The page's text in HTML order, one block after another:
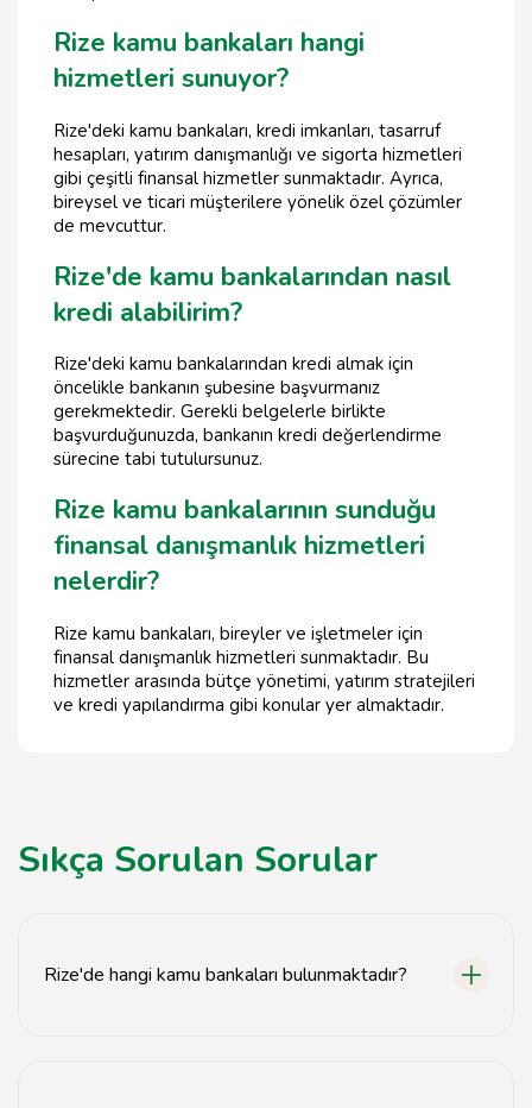
Rize kamu bankaları hangi
hizmetleri sunuyor?
Rize'deki kamu bankaları, kredi imkanları, tasarruf
hesapları, yatırım danışmanlığı ve sigorta hizmetleri
gibi çeşitli finansal hizmetler sunmaktadır. Ayrıca,
bireysel ve ticari müşterilere yönelik özel çözümler
de mevcuttur.
Rize'de kamu bankalarından nasıl
kredi alabilirim?
Rize'deki kamu bankalarından kredi almak için
öncelikle bankanın şubesine başvurmanız
gerekmektedir. Gerekli belgelerle birlikte
başvurduğunuzda, bankanın kredi değerlendirme
sürecine tabi tutulursunuz.
Rize kamu bankalarının sunduğu
finansal danışmanlık hizmetleri
nelerdir?
Rize kamu bankaları, bireyler ve işletmeler için
finansal danışmanlık hizmetleri sunmaktadır. Bu
hizmetler arasında bütçe yönetimi, yatırım stratejileri
ve kredi yapılandırma gibi konular yer almaktadır.
Sıkça Sorulan Sorular
Rize'de hangi kamu bankaları bulunmaktadır?